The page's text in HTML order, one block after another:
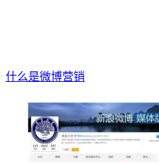
什么是微博营销